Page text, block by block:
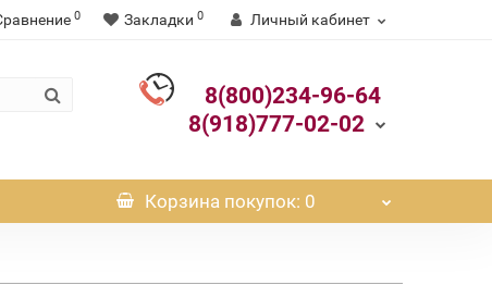
0 Закладки 0 Личный кабинет
8(800)234-96-64
8(918)777-02-02
Корзина покупок: 0